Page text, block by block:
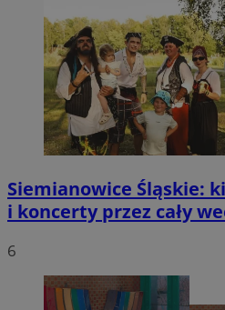
Siemianowice Śląskie:
i koncerty przez cały
6